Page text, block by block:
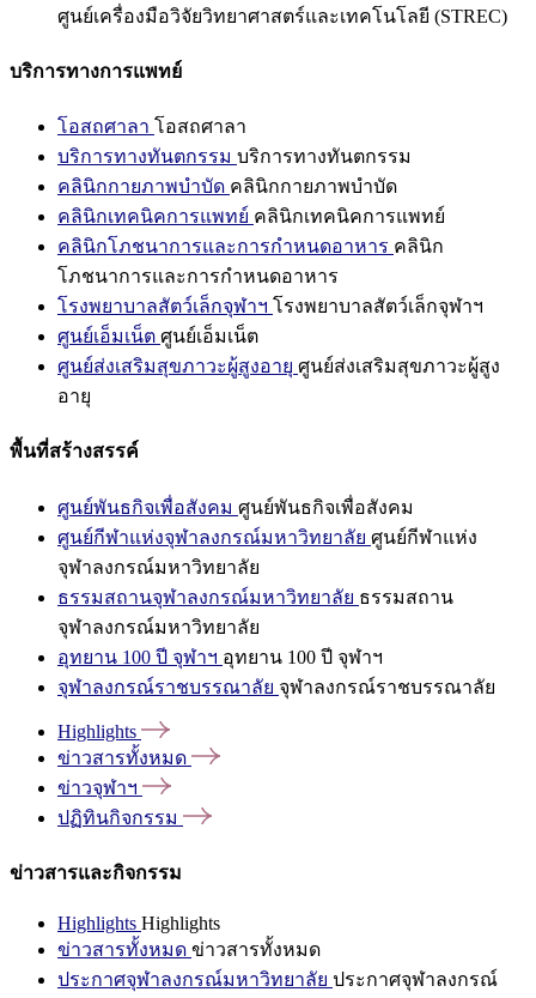
ศูนย์เครื่องมือวิจัยวิทยาศาสตร์และเทคโนโลยี (STREC)
บริการทางการแพทย์
โอสถศาลา โอสถศาลา
บริการทางทันตกรรม บริการทางทันตกรรม
คลินิกกายภาพบำบัด คลินิกกายภาพบำบัด
คลินิกเทคนิคการแพทย์ คลินิกเทคนิคการแพทย์
คลินิกโภชนาการและการกำหนดอาหาร คลินิก
โภชนาการและการกำหนดอาหาร
โรงพยาบาลสัตว์เล็กจุฬาฯ โรงพยาบาลสัตว์เล็กจุฬาฯ
ศูนย์เอ็มเน็ต ศูนย์เอ็มเน็ต
ศูนย์ส่งเสริมสุขภาวะผู้สูงอายุ ศูนย์ส่งเสริมสุขภาวะผู้สูง
อายุ
พื้นที่สร้างสรรค์
ศูนย์พันธกิจเพื่อสังคม ศูนย์พันธกิจเพื่อสังคม
ศูนย์กีฬาแห่งจุฬาลงกรณ์มหาวิทยาลัย ศูนย์กีฬาแห่ง
จุฬาลงกรณ์มหาวิทยาลัย
ธรรมสถานจุฬาลงกรณ์มหาวิทยาลัย ธรรมสถาน
จุฬาลงกรณ์มหาวิทยาลัย
อุทยาน 100 ปี จุฬาฯ อุทยาน 100 ปี จุฬาฯ
จุฬาลงกรณ์ราชบรรณาลัย จุฬาลงกรณ์ราชบรรณาลัย
Highlights
ข่าวสารทั้งหมด
ข่าวจุฬาฯ
ปฏิทินกิจกรรม
ข่าวสารและกิจกรรม
Highlights Highlights
ข่าวสารทั้งหมด ข่าวสารทั้งหมด
ประกาศจุฬาลงกรณ์มหาวิทยาลัย ประกาศจุฬาลงกรณ์